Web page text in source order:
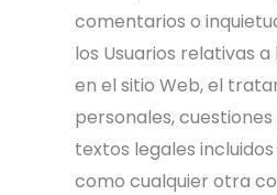
comentarios o
los Usuarios relativas
en el sitio Web, el
personales,
textos legales
como cualquier otra